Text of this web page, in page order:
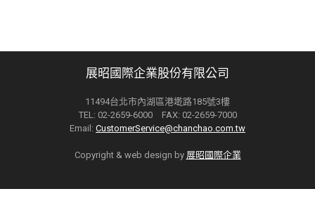
展昭國際企業股份有限公司
11494台北市內湖區港墘路185號3樓
TEL: 02-2659-6000 FAX: 02-2659-7000
Email: CustomerService@chanchao.com.tw
Copyright & web design by 展昭國際企業